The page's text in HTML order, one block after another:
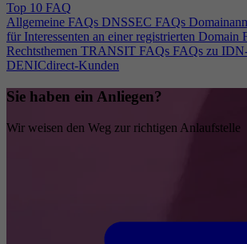
Top 10 FAQ
Allgemeine FAQs DNSSEC FAQs
für Interessenten an einer registrierten Domain
Rechtsthemen TRANSIT FAQs FAQs zu
DENICdirect-Kunden
Sie haben ein Anliegen?
Wir weisen den Weg zur richtigen Anlaufstelle